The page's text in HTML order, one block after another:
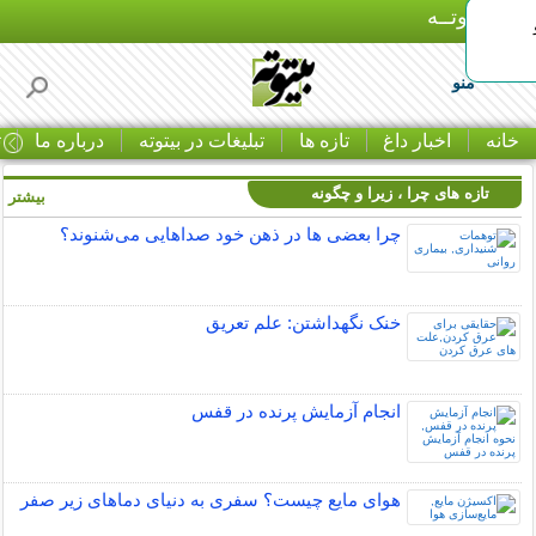
بـیتوتــه
منو
خانه اخبار داغ تازه ها تبلیغات در بیتوته درباره ما
تازه های چرا ، زیرا و چگونه
چرا بعضی ها در ذهن خود صداهایی می‌شنوند؟
خنک نگهداشتن: علم تعریق
انجام آزمایش پرنده در قفس
هوای مایع چیست؟ سفری به دنیای دماهای زیر صفر
بیشتر